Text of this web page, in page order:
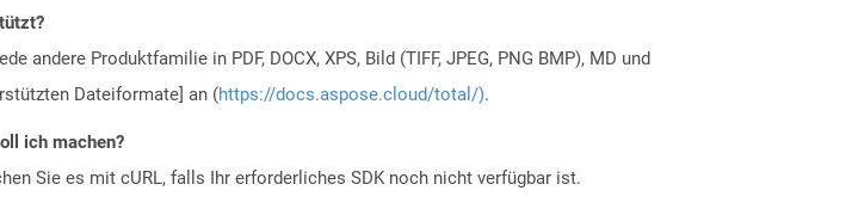
Produktfamilie in PDF, DOCX, XPS, Bild (TIFF, JPEG, PNG BMP), MD und
Dateiformate] an (https://docs.aspose.cloud/total/).
ich machen?
Sie es mit cURL, falls Ihr erforderliches SDK noch nicht verfügbar ist.